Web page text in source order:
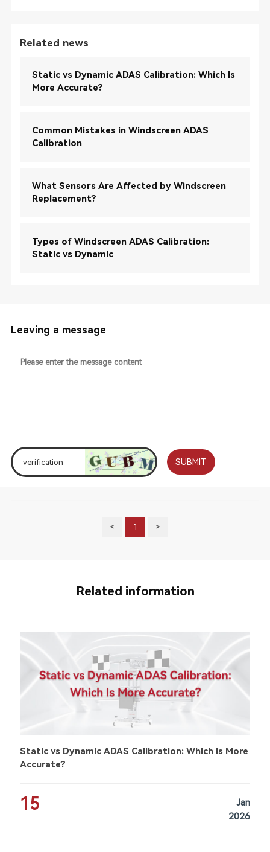
Related news
Static vs Dynamic ADAS Calibration: Which Is
More Accurate?
Common Mistakes in Windscreen ADAS
Calibration
What Sensors Are Affected by Windscreen
Replacement?
Types of Windscreen ADAS Calibration:
Static vs Dynamic
Leaving a message
SUBMIT
< 1 >
Related information
Static vs Dynamic ADAS Calibration: Which Is More
Accurate?
15
Jan
2026